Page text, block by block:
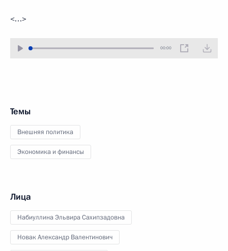
<…>
00:00
Темы
Внешняя политика
Экономика и финансы
Лица
Набиуллина Эльвира Сахипзадовна
Новак Александр Валентинович